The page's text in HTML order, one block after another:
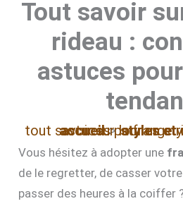
Tout savoir
rideau :
astuces
accueil styles et
tout savoir sur la frange rideau : conseils et
Vous hésitez à adopter une
de le regretter, de casser
passer des heures à la coiffer